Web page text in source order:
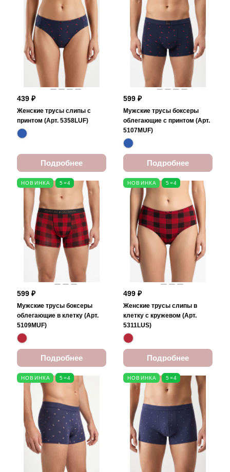
439 ₽
Женские трусы слипы с
принтом (Арт. 5358LUF)
Подробнее
599 ₽
Мужские трусы боксеры
облегающие с принтом (Арт.
5107MUF)
Подробнее
НОВИНКА 5=4
599 ₽
Мужские трусы боксеры
облегающие в клетку (Арт.
5109MUF)
Подробнее
НОВИНКА 5=4
499 ₽
Женские трусы слипы в
клетку с кружевом (Арт.
5311LUS)
Подробнее
НОВИНКА 5=4 НОВИНКА 5=4